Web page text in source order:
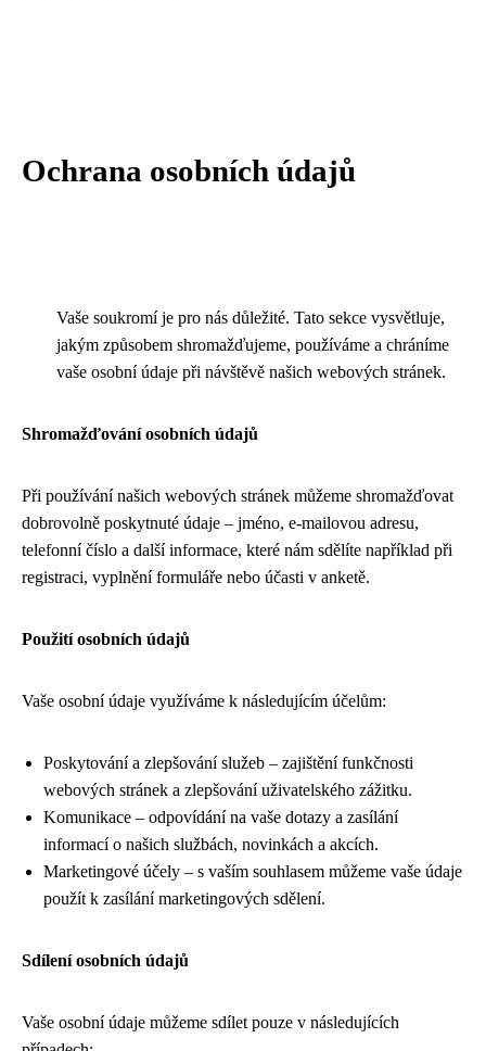
Ochrana osobních údajů
Vaše soukromí je pro nás důležité. Tato sekce vysvětluje,
jakým způsobem shromažďujeme, používáme a chráníme
vaše osobní údaje při návštěvě našich webových stránek.
Shromažďování osobních údajů
Při používání našich webových stránek můžeme shromažďovat
dobrovolně poskytnuté údaje – jméno, e-mailovou adresu,
telefonní číslo a další informace, které nám sdělíte například při
registraci, vyplnění formuláře nebo účasti v anketě.
Použití osobních údajů
Vaše osobní údaje využíváme k následujícím účelům:
Poskytování a zlepšování služeb – zajištění funkčnosti
webových stránek a zlepšování uživatelského zážitku.
Komunikace – odpovídání na vaše dotazy a zasílání
informací o našich službách, novinkách a akcích.
Marketingové účely – s vaším souhlasem můžeme vaše údaje
použít k zasílání marketingových sdělení.
Sdílení osobních údajů
Vaše osobní údaje můžeme sdílet pouze v následujících